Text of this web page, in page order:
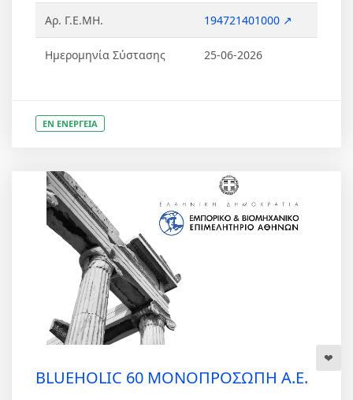
Αρ. Γ.Ε.ΜΗ. 194721401000 ↗
Ημερομηνία Σύστασης 25-06-2026
ΕΝ ΕΝΕΡΓΕΙΑ
BLUEHOLIC 60 ΜΟΝΟΠΡΟΣΩΠΗ Α.Ε.